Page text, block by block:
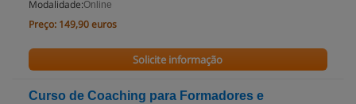
Modalidade:Online
Preço: 149,90 euros
Solicite informação
Curso de Coaching para Formadores e